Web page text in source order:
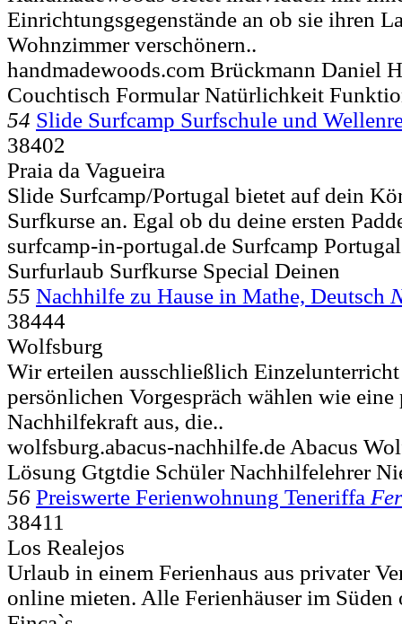
Einrichtungsgegenstände an ob sie ihren
Wohnzimmer verschönern..
handmadewoods.com Brückmann Daniel
Couchtisch Formular Natürlichkeit
54 Slide Surfcamp Surfschule und
38402
Praia da Vagueira
Slide Surfcamp/Portugal bietet auf dein
Surfkurse an. Egal ob du deine ersten
surfcamp-in-portugal.de Surfcamp
Surfurlaub Surfkurse Special Deinen
55 Nachhilfe zu Hause in Mathe, Deutsch
38444
Wolfsburg
Wir erteilen ausschließlich Einzelunterricht
persönlichen Vorgespräch wählen wie eine
Nachhilfekraft aus, die..
wolfsburg.abacus-nachhilfe.de Abacus
Lösung Gtgtdie Schüler Nachhilfelehrer
56 Preiswerte Ferienwohnung Teneriffa
38411
Los Realejos
Urlaub in einem Ferienhaus aus privater
online mieten. Alle Ferienhäuser im Süden